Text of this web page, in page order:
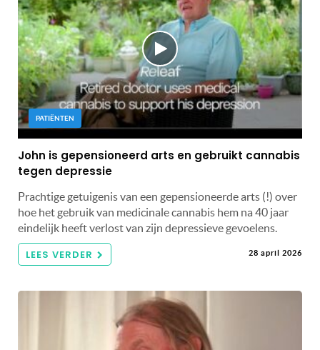
PATIËNTEN
John is gepensioneerd arts en gebruikt cannabis
tegen depressie
Prachtige getuigenis van een gepensioneerde arts (!) over
hoe het gebruik van medicinale cannabis hem na 40 jaar
eindelijk heeft verlost van zijn depressieve gevoelens.
LEES VERDER 28 april 2026